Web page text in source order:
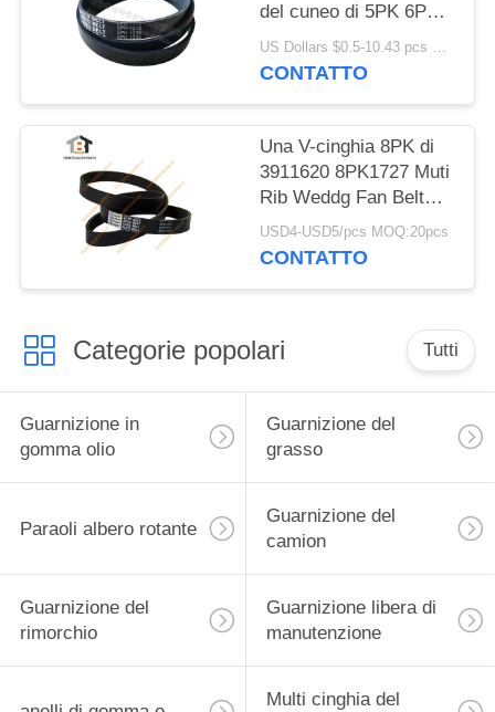
del cuneo di 5PK 6PK -
cinghia
US Dollars $0.5-10.43 pcs MOQ:50 pezzi
CONTATTO
Una V-cinghia 8PK di
3911620 8PK1727 Muti
Rib Weddg Fan Belt
For Cummins Engine
USD4-USD5/pcs MOQ:20pcs
CONTATTO
Categorie popolari Tutti
Guarnizione in
gomma olio
Guarnizione del
grasso
Paraoli albero rotante
Guarnizione del
camion
Guarnizione del
rimorchio
Guarnizione libera di
manutenzione
Multi cinghia del